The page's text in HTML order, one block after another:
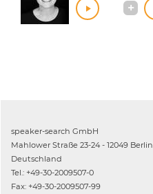
speaker-search GmbH
Mahlower Straße 23-24 - 12049 Berlin
Deutschland
Tel.: +49-30-2009507-0
Fax: +49-30-2009507-99